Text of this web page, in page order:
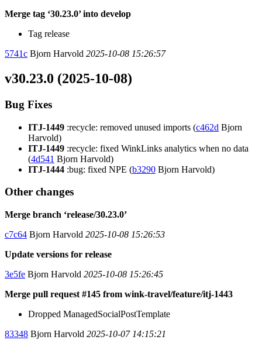
Merge tag ‘30.23.0’ into develop
Tag release
5741c Bjorn Harvold 2025-10-08 15:26:57
v30.23.0 (2025-10-08)
Bug Fixes
ITJ-1449 :recycle: removed unused imports (c462d Bjorn
Harvold)
ITJ-1449 :recycle: fixed WinkLinks analytics when no data
(4d541 Bjorn Harvold)
ITJ-1444 :bug: fixed NPE (b3290 Bjorn Harvold)
Other changes
Merge branch ‘release/30.23.0’
c7c64 Bjorn Harvold 2025-10-08 15:26:53
Update versions for release
3e5fe Bjorn Harvold 2025-10-08 15:26:45
Merge pull request #145 from wink-travel/feature/itj-1443
Dropped ManagedSocialPostTemplate
83348 Bjorn Harvold 2025-10-07 14:15:21